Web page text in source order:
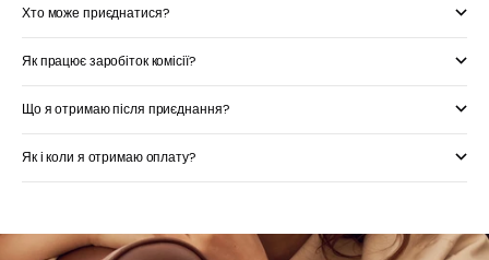
Хто може приєднатися?
Як працює заробіток комісії?
Що я отримаю після приєднання?
Як і коли я отримаю оплату?